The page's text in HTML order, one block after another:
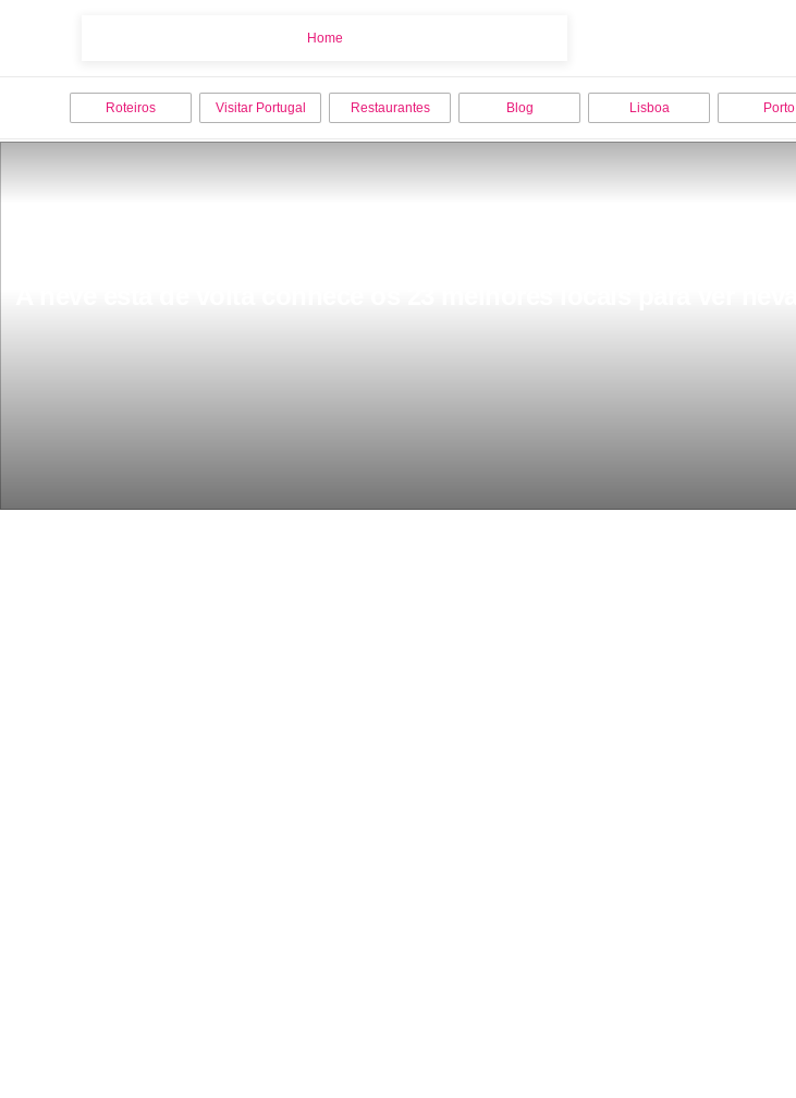
Home
Roteiros Visitar Portugal Restaurantes Blog Lisboa Porto